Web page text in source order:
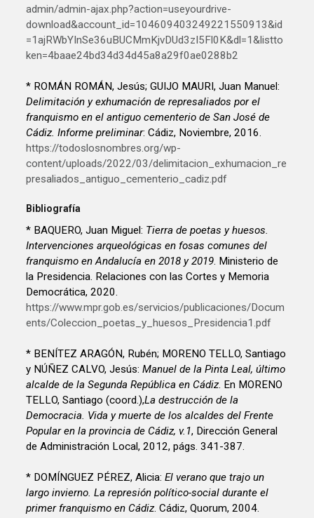
admin/admin-ajax.php?action=useyourdrive-
download&account_id=104609403249221550913&id
=1ajRWbYInSe36uBUCMmKjvDUd3zI5Fl0K&dl=1&listto
ken=4baae24bd34d34d45a8a29f0ae0288b2
* ROMÁN ROMÁN, Jesús; GUIJO MAURI, Juan Manuel:
Delimitación y exhumación de represaliados por el
franquismo en el antiguo cementerio de San José de
Cádiz. Informe preliminar: Cádiz, Noviembre, 2016.
https://todoslosnombres.org/wp-
content/uploads/2022/03/delimitacion_exhumacion_re
presaliados_antiguo_cementerio_cadiz.pdf
Bibliografía
* BAQUERO, Juan Miguel: Tierra de poetas y huesos.
Intervenciones arqueológicas en fosas comunes del
franquismo en Andalucía en 2018 y 2019. Ministerio de
la Presidencia. Relaciones con las Cortes y Memoria
Democrática, 2020.
https://www.mpr.gob.es/servicios/publicaciones/Docum
ents/Coleccion_poetas_y_huesos_Presidencia1.pdf
* BENÍTEZ ARAGÓN, Rubén; MORENO TELLO, Santiago
y NÚÑEZ CALVO, Jesús:Manuel de la Pinta Leal, último
alcalde de la Segunda República en Cádiz. En MORENO
TELLO, Santiago (coord.),La destrucción de la
Democracia. Vida y muerte de los alcaldes del Frente
Popular en la provincia de Cádiz, v.1, Dirección General
de Administración Local, 2012, págs. 341-387.
* DOMÍNGUEZ PÉREZ, Alicia:El verano que trajo un
largo invierno. La represión político-social durante el
primer franquismo en Cádiz. Cádiz, Quorum, 2004.